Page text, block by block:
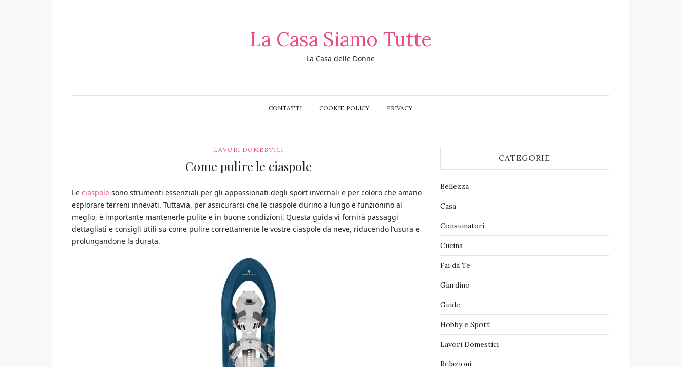
La Casa Siamo Tutte
La Casa delle Donne
CONTATTI COOKIE POLICY PRIVACY
LAVORI DOMESTICI
Come pulire le ciaspole
Le ciaspole sono strumenti essenziali per gli appassionati degli sport invernali e per coloro che amano
esplorare terreni innevati. Tuttavia, per assicurarsi che le ciaspole durino a lungo e funzionino al
meglio, è importante mantenerle pulite e in buone condizioni. Questa guida vi fornirà passaggi
dettagliati e consigli utili su come pulire correttamente le vostre ciaspole da neve, riducendo l’usura e
prolungandone la durata.
CATEGORIE
Bellezza
Casa
Consumatori
Cucina
Fai da Te
Giardino
Guide
Hobby e Sport
Lavori Domestici
Relazioni